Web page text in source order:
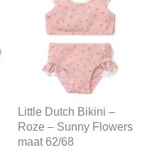
Little Dutch Bikini –
Roze – Sunny Flowers
maat 62/68
was:
€24,99.
is:
€19,74.